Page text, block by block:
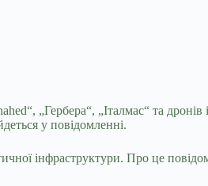
„Гербера“, „Італмас“ та дронів
у повідомленні.
інфраструктури. Про це